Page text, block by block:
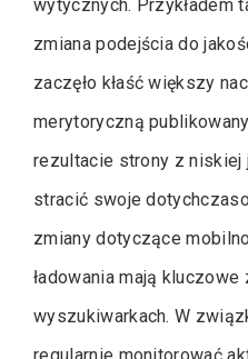
wytycznych. Przykładem
zmiana podejścia do
zaczęło kłaść większy
merytoryczną
rezultacie strony z niskiej
stracić swoje
zmiany dotyczące
ładowania mają
wyszukiwarkach. W